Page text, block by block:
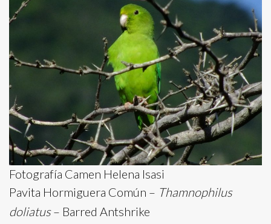
Fotografía Camen Helena Isasi
Pavita Hormiguera Común – Thamnophilus
doliatus– Barred Antshrike